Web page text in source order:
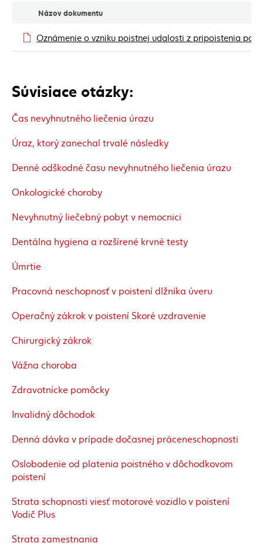
Súvisiace otázky:
Čas nevyhnutného liečenia úrazu
Úraz, ktorý zanechal trvalé následky
Denné odškodné času nevyhnutného liečenia úrazu
Onkologické choroby
Nevyhnutný liečebný pobyt v nemocnici
Dentálna hygiena a rozšírené krvné testy
Úmrtie
Pracovná neschopnosť v poistení dlžníka úveru
Operačný zákrok v poistení Skoré uzdravenie
Chirurgický zákrok
Vážna choroba
Zdravotnícke pomôcky
Invalidný dôchodok
Denná dávka v prípade dočasnej práceneschopnosti
Oslobodenie od platenia poistného v dôchodkovom
poistení
Strata schopnosti viesť motorové vozidlo v poistení
Vodič Plus
Strata zamestnania
Tlačivá na stiahnutie
Názov dokumentu
Oznámenie o vzniku poistnej udalosti z pripoistenia